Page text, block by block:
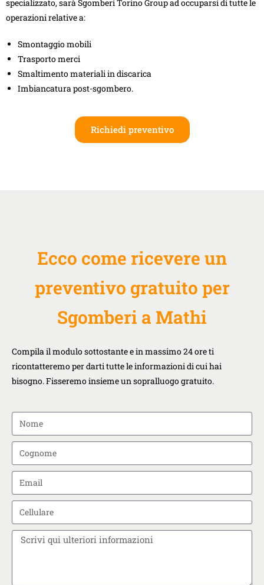
specializzato, sarà Sgomberi Torino Group ad occuparsi di tutte le
operazioni relative a:
Smontaggio mobili
Trasporto merci
Smaltimento materiali in discarica
Imbiancatura post-sgombero.
Richiedi preventivo
Ecco come ricevere un
preventivo gratuito per
Sgomberi a Mathi
Compila il modulo sottostante e in massimo 24 ore ti
ricontatteremo per darti tutte le informazioni di cui hai
bisogno. Fisseremo insieme un sopralluogo gratuito.